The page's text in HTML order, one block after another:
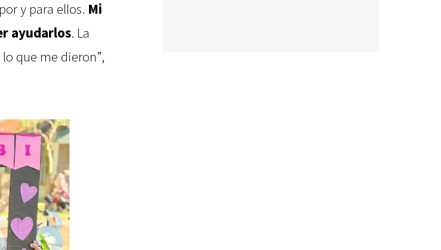
y para ellos. Mi
ayudarlos. La
que me dieron”,